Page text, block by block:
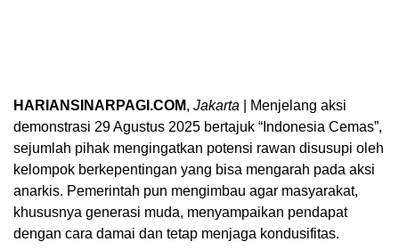
HARIANSINARPAGI.COM, Jakarta | Menjelang aksi
demonstrasi 29 Agustus 2025 bertajuk “Indonesia Cemas”,
sejumlah pihak mengingatkan potensi rawan disusupi oleh
kelompok berkepentingan yang bisa mengarah pada aksi
anarkis. Pemerintah pun mengimbau agar masyarakat,
khususnya generasi muda, menyampaikan pendapat
dengan cara damai dan tetap menjaga kondusifitas.